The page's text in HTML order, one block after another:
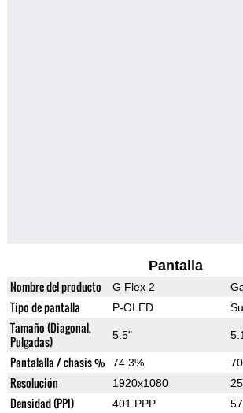
Pantalla
Nombre del producto G Flex 2
Tipo de pantalla P-OLED
Tamaño (Diagonal,
Pulgadas)
5.5"
Pantalalla / chasis % 74.3%
Resolución 1920x1080
Densidad (PPI) 401 PPP